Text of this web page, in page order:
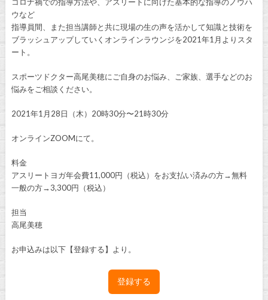
ウなど
指導員間、また担当講師と共に現場の生の声を活かして知識と技術を
ブラッシュアップしていくオンラインラウンジを2021年1月よりスタ
ート。
スポーツドクター高尾美穂にご自身のお悩み、ご家族、選手などのお
悩みをご相談ください。
2021年1月28日（木）20時30分〜21時30分
オンラインZOOMにて。
料金
アスリートヨガ年会費11,000円（税込）をお支払い済みの方→無料
一般の方→3,300円（税込）
担当
高尾美穂
お申込みは以下【登録する】より。
登録する